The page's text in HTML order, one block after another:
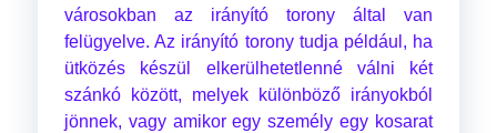
városokban az irányító torony által van
felügyelve. Az irányító torony tudja például, ha
ütközés készül elkerülhetetlenné válni két
szánkó között, melyek különböző irányokból
jönnek, vagy amikor egy személy egy kosarat